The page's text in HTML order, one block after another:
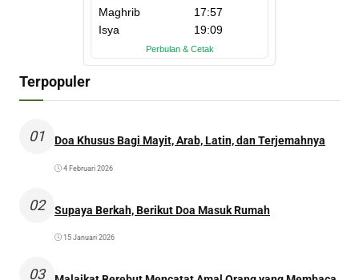
Terpopuler
01 Doa Khusus Bagi Mayit, Arab, Latin, dan Terjemahnya
4 Februari 2026
02 Supaya Berkah, Berikut Doa Masuk Rumah
15 Januari 2026
03